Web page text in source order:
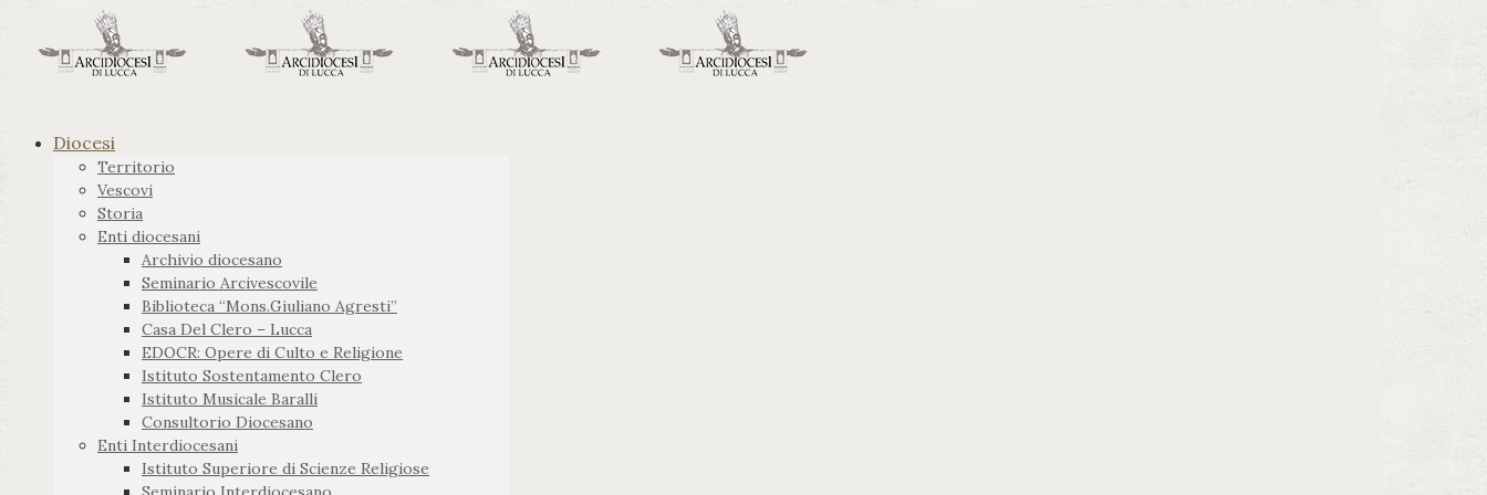
Diocesi
Territorio
Vescovi
Storia
Enti diocesani
Archivio diocesano
Seminario Arcivescovile
Biblioteca “Mons.Giuliano Agresti”
Casa Del Clero – Lucca
EDOCR: Opere di Culto e Religione
Istituto Sostentamento Clero
Istituto Musicale Baralli
Consultorio Diocesano
Enti Interdiocesani
Istituto Superiore di Scienze Religiose